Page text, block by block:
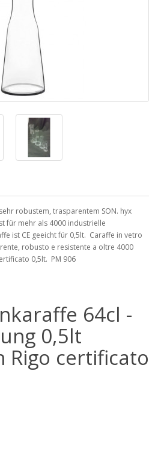
robustem, trasparentem SON. hyx
für mehr als 4000 industrielle
ist CE geeicht für 0,5lt. Caraffe in vetro
robusto e resistente a oltre 4000
0,5lt. PM 906
64cl -
0,5lt
Rigo certificato